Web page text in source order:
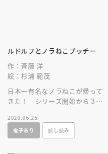
ルドルフとノラねこブッチー
作：斉藤 洋
絵：杉浦 範茂
日本一有名なノラねこが帰って
きた！ シリーズ開始から３０
長したルドルフとブッチーたち
が大活躍。
2020.06.25
電子あり
試し読み